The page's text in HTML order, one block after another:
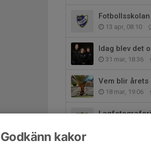
13 apr, 08:10
Idag blev det
31 mar, 18:36
Vem blir
18 mar, 19:06
Godkänn kakor